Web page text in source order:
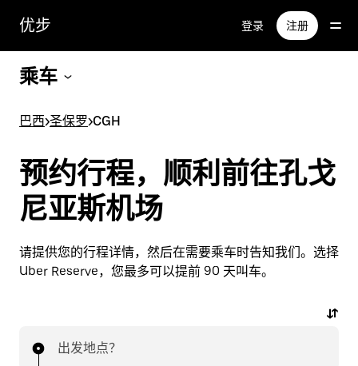
优步 登录 注册
乘车
巴西>圣保罗>CGH
预约行程，顺利前往孔戈
尼亚斯机场
请提供您的行程详情，然后在需要乘车时告知我们。选择
Uber Reserve，您最多可以提前 90 天叫车。
出发地点？